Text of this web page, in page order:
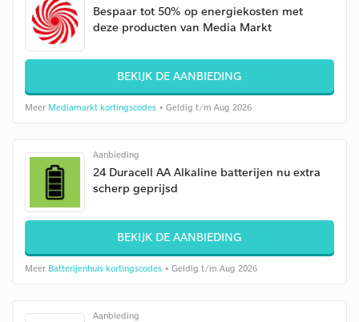
Bespaar tot 50% op energiekosten met
deze producten van Media Markt
BEKIJK DE AANBIEDING
Meer Mediamarkt kortingscodes • Geldig t/m Aug 2026
Aanbieding
24 Duracell AA Alkaline batterijen nu extra
scherp geprijsd
BEKIJK DE AANBIEDING
Meer Batterijenhuis kortingscodes • Geldig t/m Aug 2026
Aanbieding